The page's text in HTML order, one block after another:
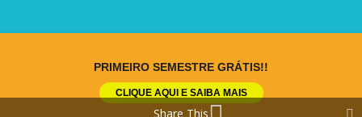
PRIMEIRO SEMESTRE GRÁTIS!!
CLIQUE AQUI E SAIBA MAIS
Rock Stage.
Share This